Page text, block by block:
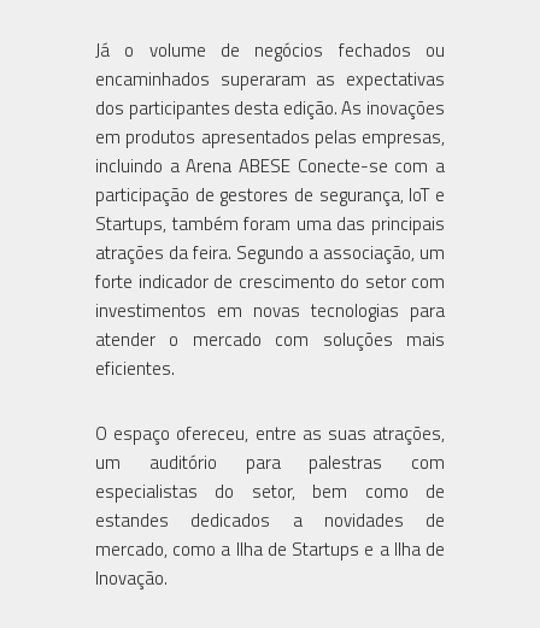
Já o volume de negócios fechados ou
encaminhados superaram as expectativas
dos participantes desta edição. As inovações
em produtos apresentados pelas empresas,
incluindo a Arena ABESE Conecte-se com a
participação de gestores de segurança, IoT e
Startups, também foram uma das principais
atrações da feira. Segundo a associação, um
forte indicador de crescimento do setor com
investimentos em novas tecnologias para
atender o mercado com soluções mais
eficientes.
O espaço ofereceu, entre as suas atrações,
um auditório para palestras com
especialistas do setor, bem como de
estandes dedicados a novidades de
mercado, como a Ilha de Startups e a Ilha de
Inovação.